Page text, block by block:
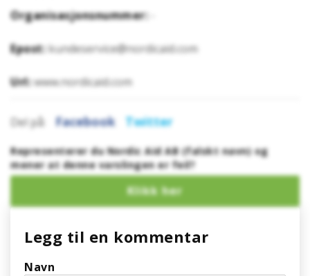
Organisasjonsnummer:
Epost:kundeservice@nordicaid.com
Url:www.nordicaid.com
Del på: Facebook Twitter
Representerer du Nordic Aid AB (falskt navn) og
mener at denne varslingen er feil?
Legg til en kommentar
Navn